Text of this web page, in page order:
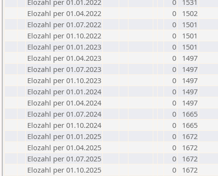
Elozahl per 01.01.2022
0
1531
Elozahl per 01.04.2022
0
1502
Elozahl per 01.07.2022
0
1501
Elozahl per 01.10.2022
0
1501
Elozahl per 01.01.2023
0
1501
Elozahl per 01.04.2023
0
1497
Elozahl per 01.07.2023
0
1497
Elozahl per 01.10.2023
0
1497
Elozahl per 01.01.2024
0
1497
Elozahl per 01.04.2024
0
1497
Elozahl per 01.07.2024
0
1665
Elozahl per 01.10.2024
0
1665
Elozahl per 01.01.2025
0
1672
Elozahl per 01.04.2025
0
1672
Elozahl per 01.07.2025
0
1672
Elozahl per 01.10.2025
0
1672